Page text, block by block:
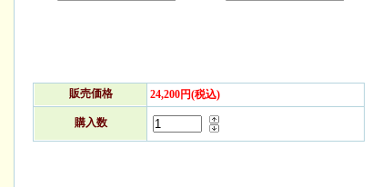
販売価格 24,200円(税込)
購入数